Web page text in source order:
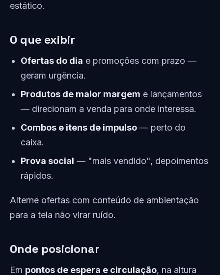
estático.
O que exibir
Ofertas do dia e promoções com prazo —
geram urgência.
Produtos de maior margem e lançamentos
— direcionam a venda para onde interessa.
Combos e itens de impulso — perto do
caixa.
Prova social — "mais vendido", depoimentos
rápidos.
Alterne ofertas com conteúdo de ambientação
para a tela não virar ruído.
Onde posicionar
Em pontos de espera e circulação, na altura